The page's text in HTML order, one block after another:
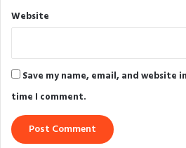
Website
Save my name, email, and website
time I comment.